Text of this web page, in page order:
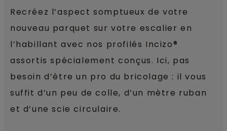
Recréez l’aspect somptueux de votre
nouveau parquet sur votre escalier en
l’habillant avec nos profilés Incizo®
assortis spécialement conçus. Ici, pas
besoin d’être un pro du bricolage : il vous
suffit d’un peu de colle, d’un mètre ruban
et d’une scie circulaire.